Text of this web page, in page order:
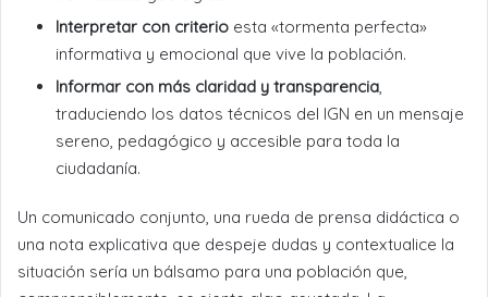
Interpretar con criterio esta «tormenta perfecta»
informativa y emocional que vive la población.
Informar con más claridad y transparencia,
traduciendo los datos técnicos del IGN en un mensaje
sereno, pedagógico y accesible para toda la
ciudadanía.
Un comunicado conjunto, una rueda de prensa didáctica o
una nota explicativa que despeje dudas y contextualice la
situación sería un bálsamo para una población que,